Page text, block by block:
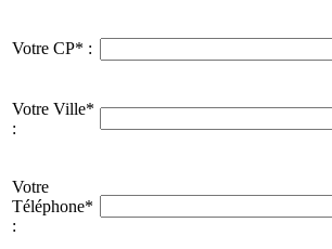
Votre CP* :
Votre Ville*
:
Votre
Téléphone*
: